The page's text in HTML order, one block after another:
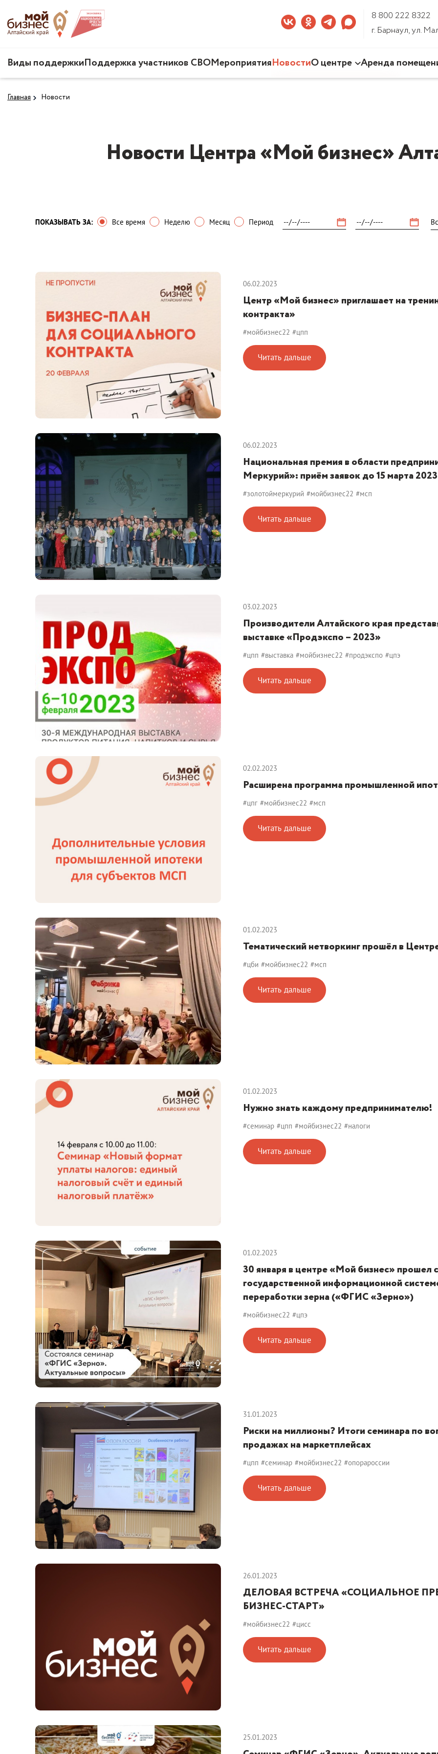
8 800 222 8322
г. Барнаул, ул.
Виды поддержкиПоддержка участников СВОМероприятияНовостиО центре
3D-тур по Центру
Аренда
Главная Новости
Новости Центра «Мой бизнес»
ПОКАЗЫВАТЬ ЗА: Все время Неделю Месяц Период
06.02.2023
Центр «Мой бизнес» приглашает на
контракта»
#мойбизнес22 #цпп
Читать дальше
06.02.2023
Национальная премия в области
Меркурий»: приём заявок до 15 марта
#золотоймеркурий #мойбизнес22 #мсп
Читать дальше
03.02.2023
Производители Алтайского края
выставке «Продэкспо – 2023»
#цпп #выставка #мойбизнес22 #продэкспо #цпэ
Читать дальше
02.02.2023
Расширена программа промышленной
#цпг #мойбизнес22 #мсп
Читать дальше
01.02.2023
Тематический нетворкинг прошёл в
#цби #мойбизнес22 #мсп
Читать дальше
01.02.2023
Нужно знать каждому предпринимателю!
#семинар #цпп #мойбизнес22 #налоги
Читать дальше
01.02.2023
30 января в центре «Мой бизнес» прошел
государственной информационной
переработки зерна («ФГИС «Зерно»)
#мойбизнес22 #цпэ
Читать дальше
31.01.2023
Риски на миллионы? Итоги семинара по
продажах на маркетплейсах
#цпп #семинар #мойбизнес22 #опорароссии
Читать дальше
26.01.2023
ДЕЛОВАЯ ВСТРЕЧА «СОЦИАЛЬНОЕ
БИЗНЕС-СТАРТ»
#мойбизнес22 #цисс
Читать дальше
25.01.2023